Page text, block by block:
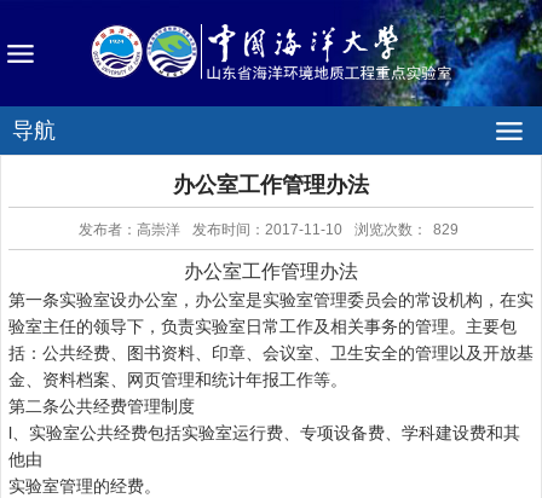
导航
办公室工作管理办法
发布者：高崇洋 发布时间：2017-11-10 浏览次数： 829
办公室工作管理办法
第一条实验室设办公室，办公室是实验室管理委员会的常设机构，在实
验室主任的领导下，负责实验室日常工作及相关事务的管理。主要包
括：公共经费、图书资料、印章、会议室、卫生安全的管理以及开放基
金、资料档案、网页管理和统计年报工作等。
第二条公共经费管理制度
l、实验室公共经费包括实验室运行费、专项设备费、学科建设费和其
他由
实验室管理的经费。